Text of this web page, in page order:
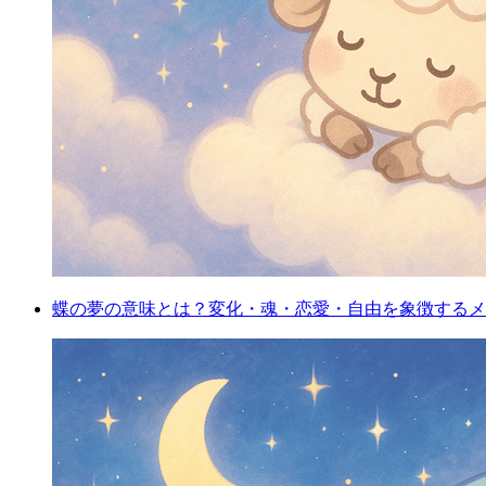
蝶の夢の意味とは？変化・魂・恋愛・自由を象徴する